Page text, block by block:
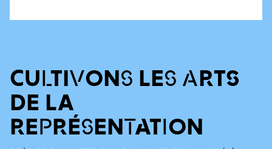
CULTIVONS LES ARTS
DE LA
REPRÉSENTATION